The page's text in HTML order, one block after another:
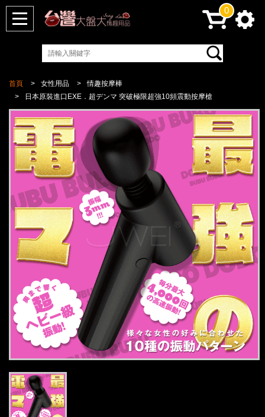
首頁 女性用品
情趣按摩棒
日本原裝進口EXE．超デンマ 突破極限超強10頻震動按摩槍
0